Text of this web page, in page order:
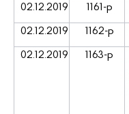
02.12.2019 1161-р
02.12.2019 1162-р
02.12.2019 1163-р